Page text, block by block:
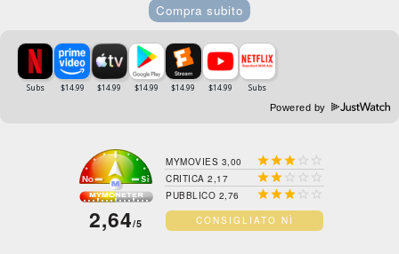
Compra subito
Powered by
2,64/5
MYMOVIES 3,00   
CRITICA 2,17    
PUBBLICO 2,76   
CONSIGLIATO NÌ